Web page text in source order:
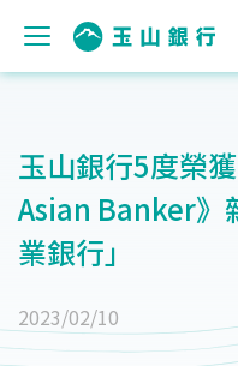
玉山銀行5度榮
Asian Banker》
業銀行」
2023/02/10